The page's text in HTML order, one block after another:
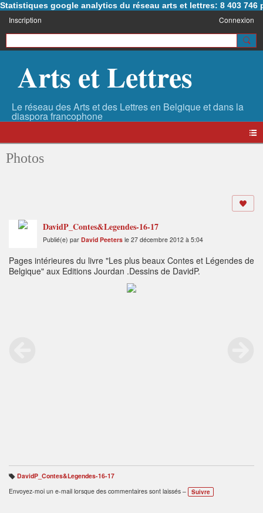
Statistiques google analytics du réseau arts et lettres: 8 403 746
Inscription Connexion
Arts et Lettres
Photos
DavidP_Contes&Legendes-16-17
Publié(e) par David Peeters le 27 décembre 2012 à 5:04
Pages intérieures du livre "Les plus beaux Contes et Légendes de
Belgique" aux Editions Jourdan .Dessins de DavidP.
B
ali
s
DavidP_Contes&Legendes-16-17
Envoyez-moi un e-mail lorsque des commentaires sont laissés –
Suivre